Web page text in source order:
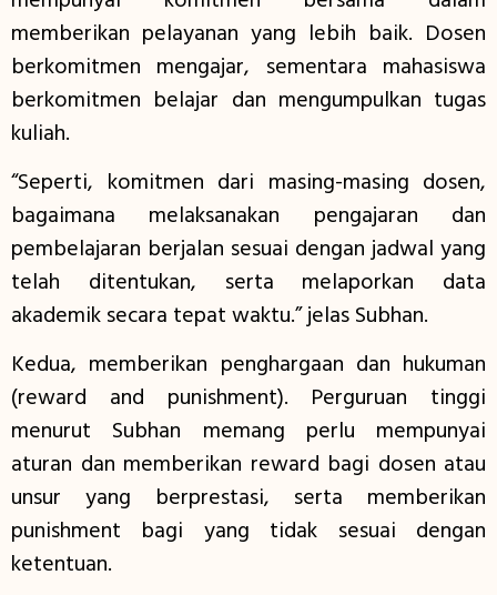
memberikan pelayanan yang lebih baik. Dosen
berkomitmen mengajar, sementara mahasiswa
berkomitmen belajar dan mengumpulkan tugas
kuliah.
“Seperti, komitmen dari masing-masing dosen,
bagaimana melaksanakan pengajaran dan
pembelajaran berjalan sesuai dengan jadwal yang
telah ditentukan, serta melaporkan data
akademik secara tepat waktu.” jelas Subhan.
Kedua, memberikan penghargaan dan hukuman
(reward and punishment). Perguruan tinggi
menurut Subhan memang perlu mempunyai
aturan dan memberikan reward bagi dosen atau
unsur yang berprestasi, serta memberikan
punishment bagi yang tidak sesuai dengan
ketentuan.